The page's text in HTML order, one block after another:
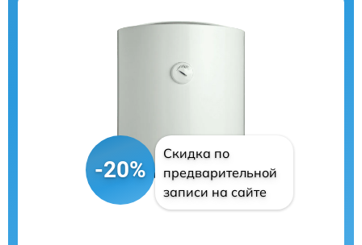
-20%
Скидка по
предварительной
записи на сайте